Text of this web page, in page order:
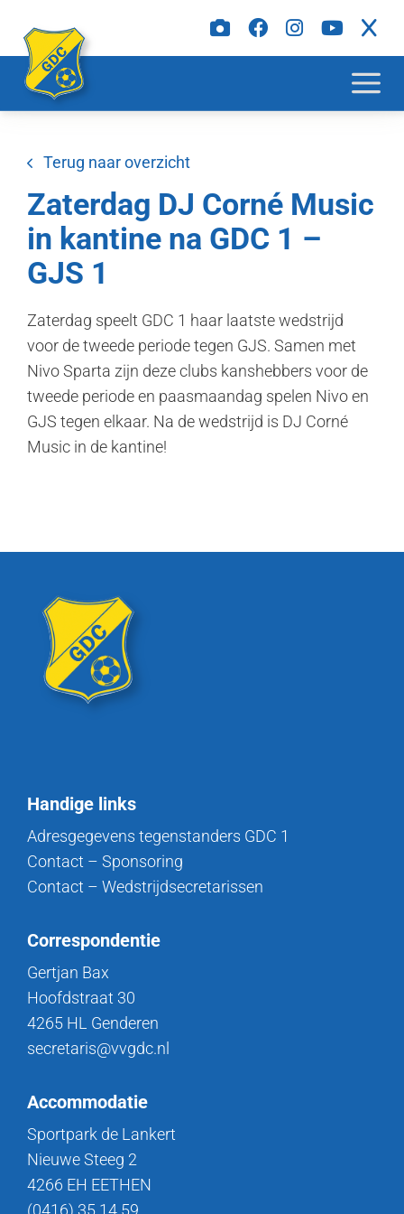
Terug naar overzicht
Zaterdag DJ Corné Music
in kantine na GDC 1 –
GJS 1
Zaterdag speelt GDC 1 haar laatste wedstrijd
voor de tweede periode tegen GJS. Samen met
Nivo Sparta zijn deze clubs kanshebbers voor de
tweede periode en paasmaandag spelen Nivo en
GJS tegen elkaar. Na de wedstrijd is DJ Corné
Music in de kantine!
Handige links
Adresgegevens tegenstanders GDC 1
Contact – Sponsoring
Contact – Wedstrijdsecretarissen
Correspondentie
Gertjan Bax
Hoofdstraat 30
4265 HL Genderen
secretaris@vvgdc.nl
Accommodatie
Sportpark de Lankert
Nieuwe Steeg 2
4266 EH EETHEN
(0416) 35 14 59